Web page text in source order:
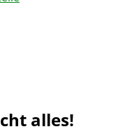
alles!